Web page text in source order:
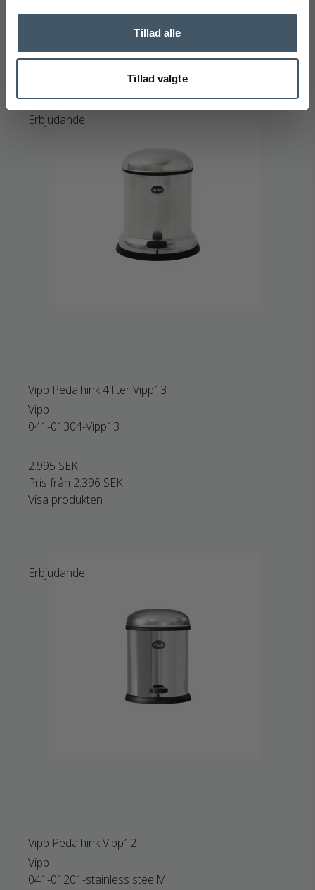
Tillad alle
Tillad valgte
2.295 SEK
Erbjudande
Vipp Pedalhink 4 liter Vipp13
Vipp
041-01304-Vipp13
2.995 SEK
Pris från 2.396 SEK
Visa produkten
Erbjudande
Vipp Pedalhink Vipp12
Vipp
041-01201-stainless steelM